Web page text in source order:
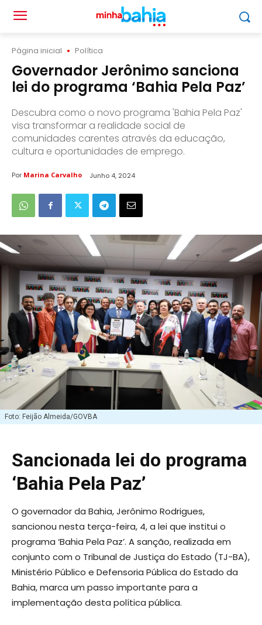
Página inicial Política
Governador Jerônimo sanciona
lei do programa ‘Bahia Pela Paz’
Descubra como o novo programa 'Bahia Pela Paz'
visa transformar a realidade social de
comunidades carentes através da educação,
cultura e oportunidades de emprego.
Por Marina Carvalho Junho 4, 2024
Foto: Feijão Almeida/GOVBA
Sancionada lei do programa
‘Bahia Pela Paz’
O governador da Bahia, Jerônimo Rodrigues,
sancionou nesta terça-feira, 4, a lei que institui o
programa ‘Bahia Pela Paz’. A sanção, realizada em
conjunto com o Tribunal de Justiça do Estado (TJ-BA),
Ministério Público e Defensoria Pública do Estado da
Bahia, marca um passo importante para a
implementação desta política pública.